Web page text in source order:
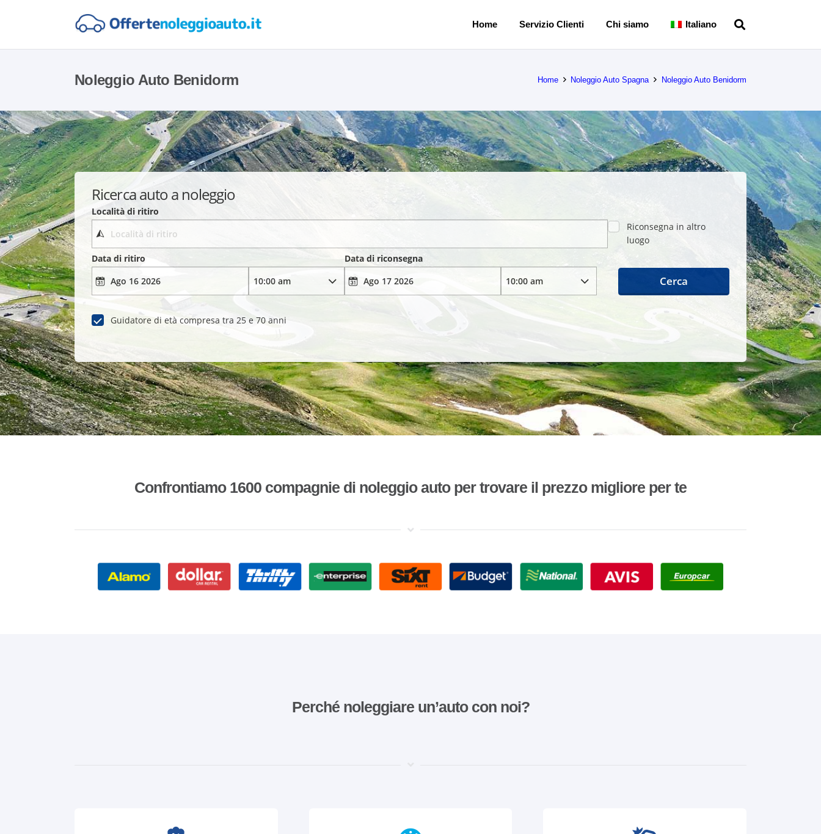
Home Servizio Clienti Chi siamo Italiano
Noleggio Auto Benidorm Home Noleggio Auto Spagna Noleggio Auto Benidorm
Ricerca auto a noleggio
Località di ritiro
Riconsegna in altro
luogo
Data di ritiro
Data di riconsegna
Guidatore di età compresa tra 25 e 70 anni
Cerca
Confrontiamo 1600 compagnie di noleggio auto per trovare il prezzo migliore per te
Perché noleggiare un’auto con noi?